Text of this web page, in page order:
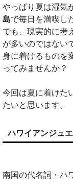
やっぱり夏は湿気
島で毎日を満喫し
でも、現実的に考
が多いのではない
身に着けるものを
ってみませんか？
今回は夏に着けた
たいと思います。
ハワイアンジュ
南国の代名詞・ハ